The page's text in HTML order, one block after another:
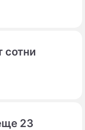
сотни
23